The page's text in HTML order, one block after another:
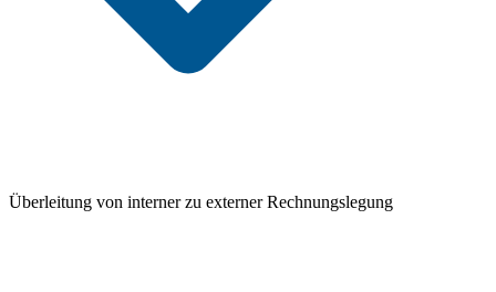
Überleitung von interner zu externer Rechnungslegung